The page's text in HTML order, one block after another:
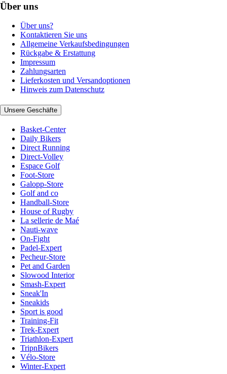
Über uns
Über uns?
Kontaktieren Sie uns
Allgemeine Verkaufsbedingungen
Rückgabe & Erstattung
Impressum
Zahlungsarten
Lieferkosten und Versandoptionen
Hinweis zum Datenschutz
Unsere Geschäfte
Basket-Center
Daily Bikers
Direct Running
Direct-Volley
Espace Golf
Foot-Store
Galopp-Store
Golf and co
Handball-Store
House of Rugby
La sellerie de Maé
Nauti-wave
On-Fight
Padel-Expert
Pecheur-Store
Pet and Garden
Slowood Interior
Smash-Expert
Sneak'In
Sneakids
Sport is good
Training-Fit
Trek-Expert
Triathlon-Expert
TripnBikers
Vélo-Store
Winter-Expert